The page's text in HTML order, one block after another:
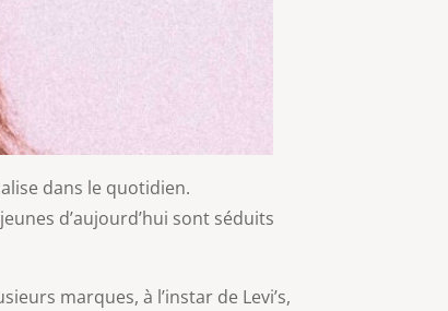
dans le quotidien.
d’aujourd’hui sont séduits
marques, à l’instar de Levi’s,